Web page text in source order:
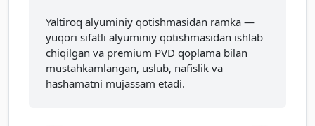
Yaltiroq alyuminiy qotishmasidan ramka —
yuqori sifatli alyuminiy qotishmasidan ishlab
chiqilgan va premium PVD qoplama bilan
mustahkamlangan, uslub, nafislik va
hashamatni mujassam etadi.